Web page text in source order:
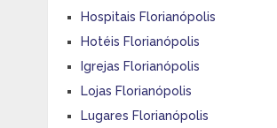
Hospitais Florianópolis
Hotéis Florianópolis
Igrejas Florianópolis
Lojas Florianópolis
Lugares Florianópolis